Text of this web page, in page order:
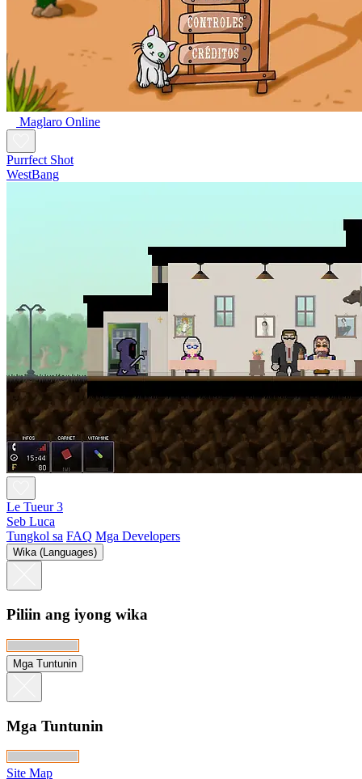
Maglaro Online
Purrfect Shot
WestBang
Le Tueur 3
Seb Luca
Tungkol sa FAQ Mga Developers
Wika (Languages)
Piliin ang iyong wika
Mga Tuntunin
Mga Tuntunin
Site Map